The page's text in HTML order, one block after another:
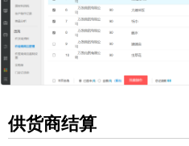
供货商结算